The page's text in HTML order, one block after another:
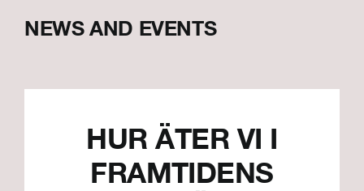
NEWS AND EVENTS
HUR ÄTER VI I
FRAMTIDENS